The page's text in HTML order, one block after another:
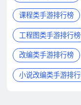
课程类手游排行榜
工程图类手游排行榜
改编类手游排行榜
小说改编类手游排